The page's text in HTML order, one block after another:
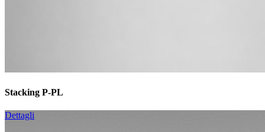
Stacking P-PL
Dettagli